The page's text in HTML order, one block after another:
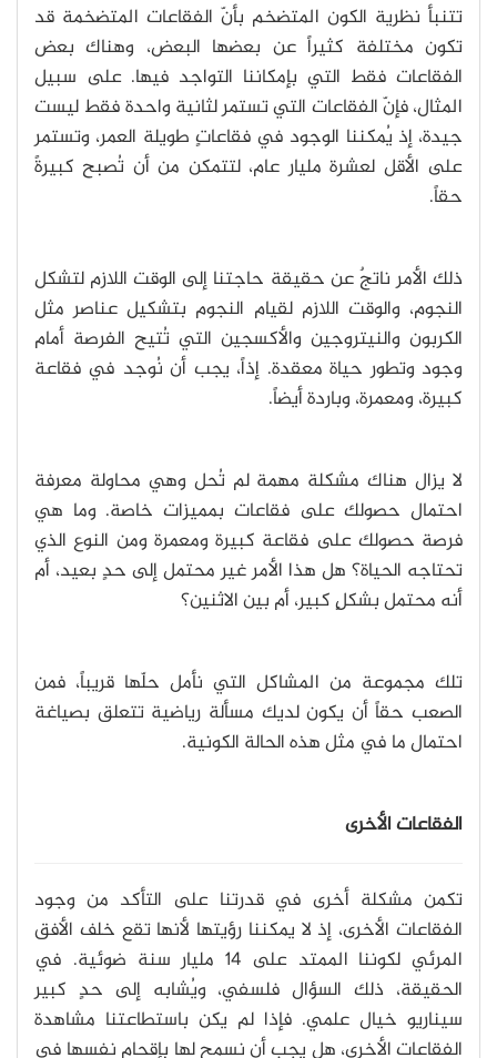
تتنبأ نظرية الكون المتضخم بأنّ الفقاعات المتضخمة قد
تكون مختلفة كثيراً عن بعضها البعض، وهناك بعض
الفقاعات فقط التي بإمكاننا التواجد فيها. على سبيل
المثال، فإنّ الفقاعات التي تستمر لثانية واحدة فقط ليست
جيدة، إذ يُمكننا الوجود في فقاعاتٍ طويلة العمر، وتستمر
على الأقل لعشرة مليار عام، لتتمكن من أن تُصبح كبيرةً
حقاً.
ذلك الأمر ناتجٌ عن حقيقة حاجتنا إلى الوقت اللازم لتشكل
النجوم، والوقت اللازم لقيام النجوم بتشكيل عناصر مثل
الكربون والنيتروجين والأكسجين التي تُتيح الفرصة أمام
وجود وتطور حياة معقدة. إذاً، يجب أن نُوجد في فقاعة
كبيرة، ومعمرة، وباردة أيضاً.
لا يزال هناك مشكلة مهمة لم تُحل وهي محاولة معرفة
احتمال حصولك على فقاعات بمميزات خاصة. وما هي
فرصة حصولك على فقاعة كبيرة ومعمرة ومن النوع الذي
تحتاجه الحياة؟ هل هذا الأمر غير محتمل إلى حدٍ بعيد، أم
أنه محتمل بشكلٍ كبير، أم بين الاثنين؟
تلك مجموعة من المشاكل التي نأمل حلّها قريباً، فمن
الصعب حقاً أن يكون لديك مسألة رياضية تتعلق بصياغة
احتمال ما في مثل هذه الحالة الكونية.
الفقاعات الأخرى
تكمن مشكلة أخرى في قدرتنا على التأكد من وجود
الفقاعات الأخرى، إذ لا يمكننا رؤيتها لأنها تقع خلف الأفق
المرئي لكوننا الممتد على 14 مليار سنة ضوئية. في
الحقيقة، ذلك السؤال فلسفي، ويُشابه إلى حدٍ كبير
سيناريو خيال علمي. فإذا لم يكن باستطاعتنا مشاهدة
الفقاعات الأخرى، هل يجب أن نسمح لها بإقحام نفسها في